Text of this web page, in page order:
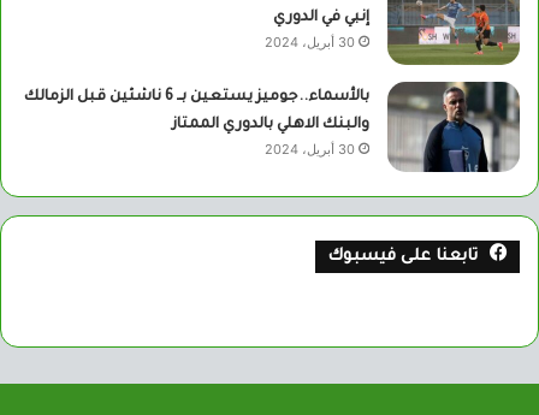
إنبي في الدوري
30 أبريل، 2024
بالأسماء..جوميز يستعين بــ 6 ناشئين قبل الزمالك
والبنك الاهلي بالدوري الممتاز
30 أبريل، 2024
تابعنا على فيسبوك